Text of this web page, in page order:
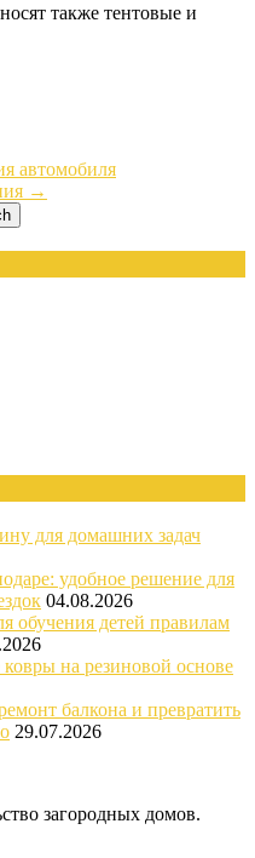
также тентовые и
автомобиля
→
для домашних задач
удобное решение для
04.08.2026
обучения детей правилам
на резиновой основе
балкона и превратить
29.07.2026
загородных домов.